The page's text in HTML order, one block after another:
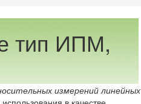
тип ИПМ,
измерений линейных